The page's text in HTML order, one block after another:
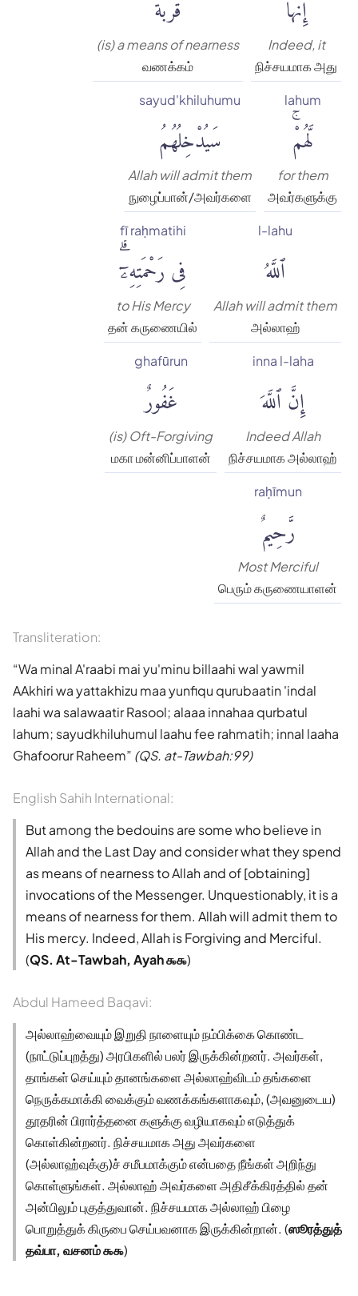
Indeed, it
நிச்சயமாக அது
(is) a means of nearness
வணக்கம்
lahum
لَّهُمْۚ
for them
அவர்களுக்கு
sayud'khiluhumu
سَيُدْخِلُهُمُ
Allah will admit them
நுழைப்பான்/அவர்களை
l-lahu
ٱللَّهُ
Allah will admit them
அல்லாஹ்
fī raḥmatihi
فِى رَحْمَتِهِۦٓۗ
to His Mercy
தன் கருணையில்
inna l-laha
إِنَّ ٱللَّهَ
Indeed Allah
நிச்சயமாக அல்லாஹ்
ghafūrun
غَفُورٌ
(is) Oft-Forgiving
மகா மன்னிப்பாளன்
raḥīmun
رَّحِيمٌ
Most Merciful
பெரும் கருணையாளன்
Transliteration:
Wa minal A'raabi mai yu'minu billaahi wal yawmil
AAkhiri wa yattakhizu maa yunfiqu qurubaatin 'indal
laahi wa salawaatir Rasool; alaaa innahaa qurbatul
lahum; sayudkhiluhumul laahu fee rahmatih; innal laaha
Ghafoorur Raheem (QS. at-Tawbah:99)
English Sahih International:
But among the bedouins are some who believe in
Allah and the Last Day and consider what they spend
as means of nearness to Allah and of [obtaining]
invocations of the Messenger. Unquestionably, it is a
means of nearness for them. Allah will admit them to
His mercy. Indeed, Allah is Forgiving and Merciful.
(QS. At-Tawbah, Ayah ௯௯)
Abdul Hameed Baqavi:
அல்லாஹ்வையும் இறுதி நாளையும் நம்பிக்கை கொண்ட
(நாட்டுப்புறத்து) அரபிகளில் பலர் இருக்கின்றனர். அவர்கள்,
தாங்கள் செய்யும் தானங்களை அல்லாஹ்விடம் தங்களை
நெருக்கமாக்கி வைக்கும் வணக்கங்களாகவும், (அவனுடைய)
தூதரின் பிரார்த்தனை களுக்கு வழியாகவும் எடுத்துக்
கொள்கின்றனர். நிச்சயமாக அது அவர்களை
(அல்லாஹ்வுக்கு)ச் சமீபமாக்கும் என்பதை நீங்கள் அறிந்து
கொள்ளுங்கள். அல்லாஹ் அவர்களை அதிசீக்கிரத்தில் தன்
அன்பிலும் புகுத்துவான். நிச்சயமாக அல்லாஹ் பிழை
பொறுத்துக் கிருபை செய்பவனாக இருக்கின்றான். (ஸூரத்துத்
தவ்பா, வசனம் ௯௯)